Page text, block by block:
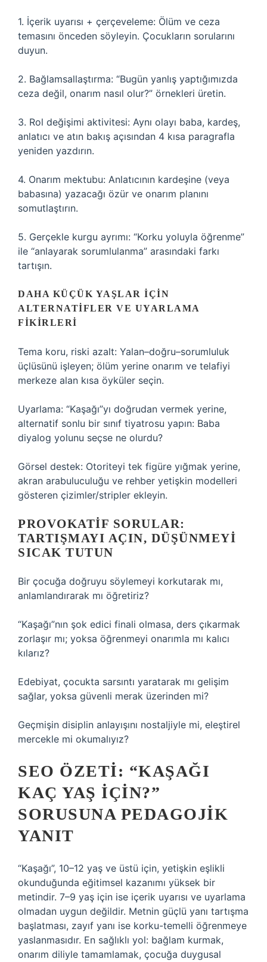
1. İçerik uyarısı + çerçeveleme: Ölüm ve ceza
temasını önceden söyleyin. Çocukların sorularını
duyun.
2. Bağlamsallaştırma: “Bugün yanlış yaptığımızda
ceza değil, onarım nasıl olur?” örnekleri üretin.
3. Rol değişimi aktivitesi: Aynı olayı baba, kardeş,
anlatıcı ve atın bakış açısından 4 kısa paragrafla
yeniden yazdırın.
4. Onarım mektubu: Anlatıcının kardeşine (veya
babasına) yazacağı özür ve onarım planını
somutlaştırın.
5. Gerçekle kurgu ayrımı: “Korku yoluyla öğrenme”
ile “anlayarak sorumlulanma” arasındaki farkı
tartışın.
DAHA KÜÇÜK YAŞLAR IÇIN
ALTERNATIFLER VE UYARLAMA
FIKIRLERI
Tema koru, riski azalt: Yalan–doğru–sorumluluk
üçlüsünü işleyen; ölüm yerine onarım ve telafiyi
merkeze alan kısa öyküler seçin.
Uyarlama: “Kaşağı”yı doğrudan vermek yerine,
alternatif sonlu bir sınıf tiyatrosu yapın: Baba
diyalog yolunu seçse ne olurdu?
Görsel destek: Otoriteyi tek figüre yığmak yerine,
akran arabuluculuğu ve rehber yetişkin modelleri
gösteren çizimler/stripler ekleyin.
PROVOKATIF SORULAR:
TARTIŞMAYI AÇIN, DÜŞÜNMEYI
SICAK TUTUN
Bir çocuğa doğruyu söylemeyi korkutarak mı,
anlamlandırarak mı öğretiriz?
“Kaşağı”nın şok edici finali olmasa, ders çıkarmak
zorlaşır mı; yoksa öğrenmeyi onarımla mı kalıcı
kılarız?
Edebiyat, çocukta sarsıntı yaratarak mı gelişim
sağlar, yoksa güvenli merak üzerinden mi?
Geçmişin disiplin anlayışını nostaljiyle mi, eleştirel
mercekle mi okumalıyız?
SEO ÖZETI: “KAŞAĞI
KAÇ YAŞ IÇIN?”
SORUSUNA PEDAGOJIK
YANIT
“Kaşağı”, 10–12 yaş ve üstü için, yetişkin eşlikli
okunduğunda eğitimsel kazanımı yüksek bir
metindir. 7–9 yaş için ise içerik uyarısı ve uyarlama
olmadan uygun değildir. Metnin güçlü yanı tartışma
başlatması, zayıf yanı ise korku-temelli öğrenmeye
yaslanmasıdır. En sağlıklı yol: bağlam kurmak,
onarım diliyle tamamlamak, çocuğa duygusal